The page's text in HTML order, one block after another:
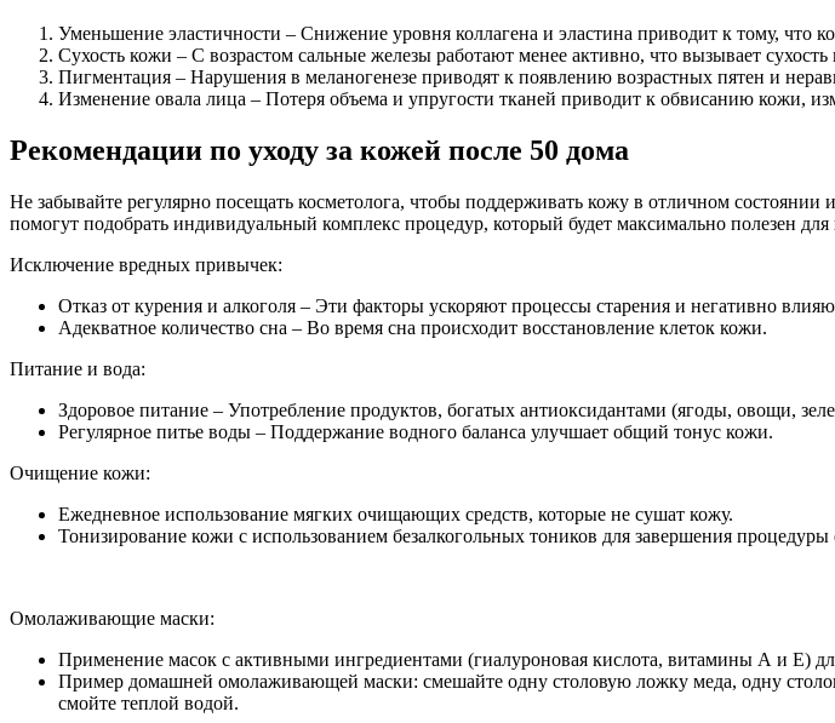
Уменьшение эластичности – Снижение уровня коллагена и эластина приводит к тому, что
Сухость кожи – С возрастом сальные железы работают менее активно, что вызывает
Пигментация – Нарушения в меланогенезе приводят к появлению возрастных пятен и
Изменение овала лица – Потеря объема и упругости тканей приводит к обвисанию кожи,
Рекомендации по уходу за кожей после 50 дома
Не забывайте регулярно посещать косметолога, чтобы поддерживать кожу в отличном
помогут подобрать индивидуальный комплекс процедур, который будет максимально полезен
Исключение вредных привычек:
Отказ от курения и алкоголя – Эти факторы ускоряют процессы старения и негативно
Адекватное количество сна – Во время сна происходит восстановление клеток кожи.
Питание и вода:
Здоровое питание – Употребление продуктов, богатых антиоксидантами (ягоды, овощи,
Регулярное питье воды – Поддержание водного баланса улучшает общий тонус кожи.
Очищение кожи:
Ежедневное использование мягких очищающих средств, которые не сушат кожу.
Тонизирование кожи с использованием безалкогольных тоников для завершения процедуры
Омолаживающие маски:
Применение масок с активными ингредиентами (гиалуроновая кислота, витамины А и Е)
Пример домашней омолаживающей маски: смешайте одну столовую ложку меда, одну
смойте теплой водой.